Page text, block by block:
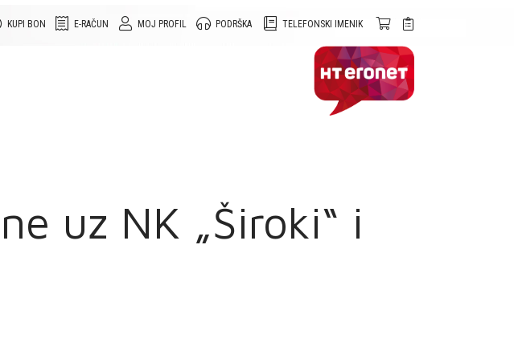
TELEFONSKI IMENIK
PODRŠKA
MOJ PROFIL
E-RAČUN
KUPI BON
uz NK „Široki“ i